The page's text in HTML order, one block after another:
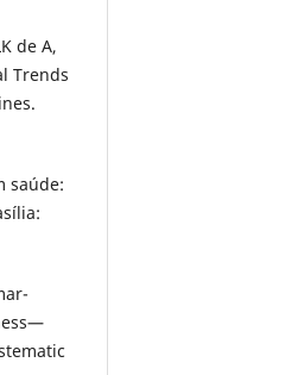
de A,
Trends
saúde: